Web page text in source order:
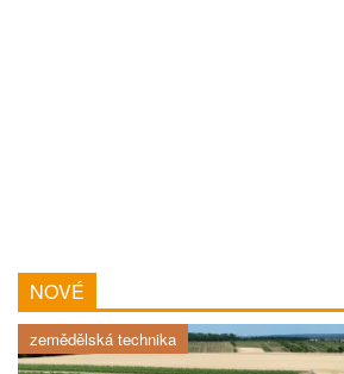
NOVÉ
zemědělská technika